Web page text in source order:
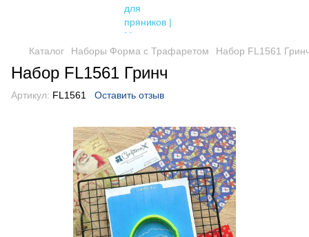
Каталог Наборы Форма с Трафаретом Набор FL1561
Набор FL1561 Гринч
Артикул: FL1561 Оставить отзыв